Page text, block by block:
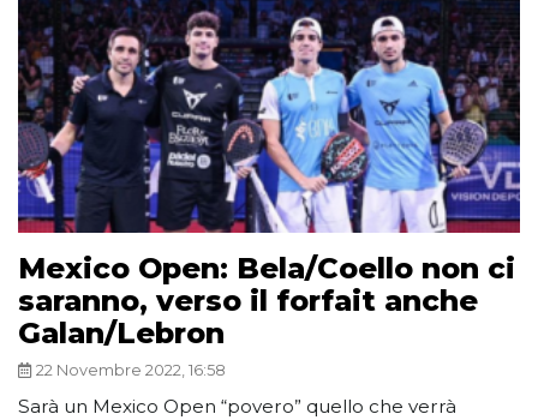
Mexico Open: Bela/Coello non ci
saranno, verso il forfait anche
Galan/Lebron
22 Novembre 2022, 16:58
Sarà un Mexico Open “povero” quello che verrà